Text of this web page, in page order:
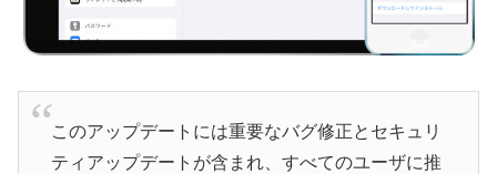
このアップデートには重要なバグ修正とセキュリ
ティアップデートが含まれ、すべてのユーザに推